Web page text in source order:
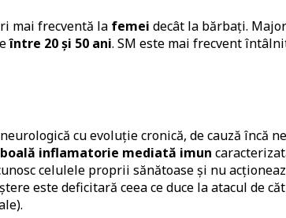
mai frecventă la femei decât la bărbaţi.
între 20 şi 50 ani. SM este mai frecvent
cu evoluție cronică, de cauză încă
inflamatorie mediată imun
celulele proprii sănătoase și nu
este deficitară ceea ce duce la atacul de